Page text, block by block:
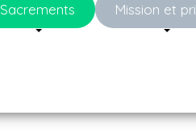
Sacrements Mission et